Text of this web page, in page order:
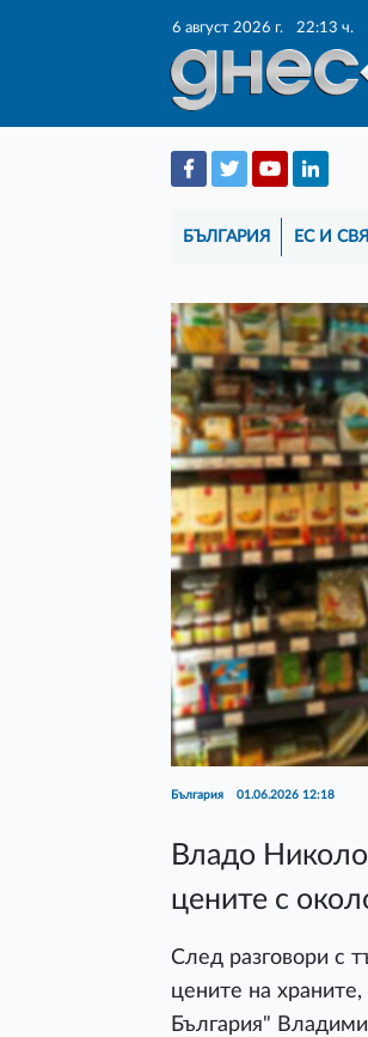
6 август 2026 г. 22:13 ч.
БЪЛГАРИЯ ЕС И
България 01.06.2026 12:18
Владо
цените с
След разговори с
цените на
България"